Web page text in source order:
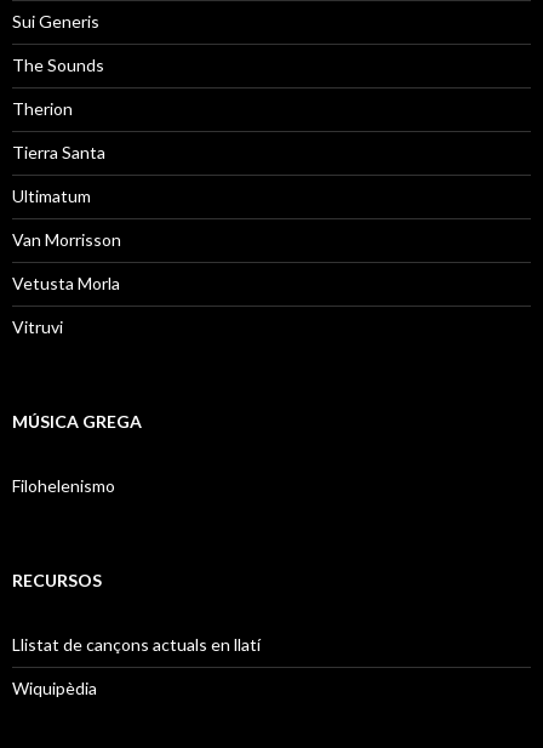
Sui Generis
The Sounds
Therion
Tierra Santa
Ultimatum
Van Morrisson
Vetusta Morla
Vitruvi
MÚSICA GREGA
Filohelenismo
RECURSOS
Llistat de cançons actuals en llatí
Wiquipèdia